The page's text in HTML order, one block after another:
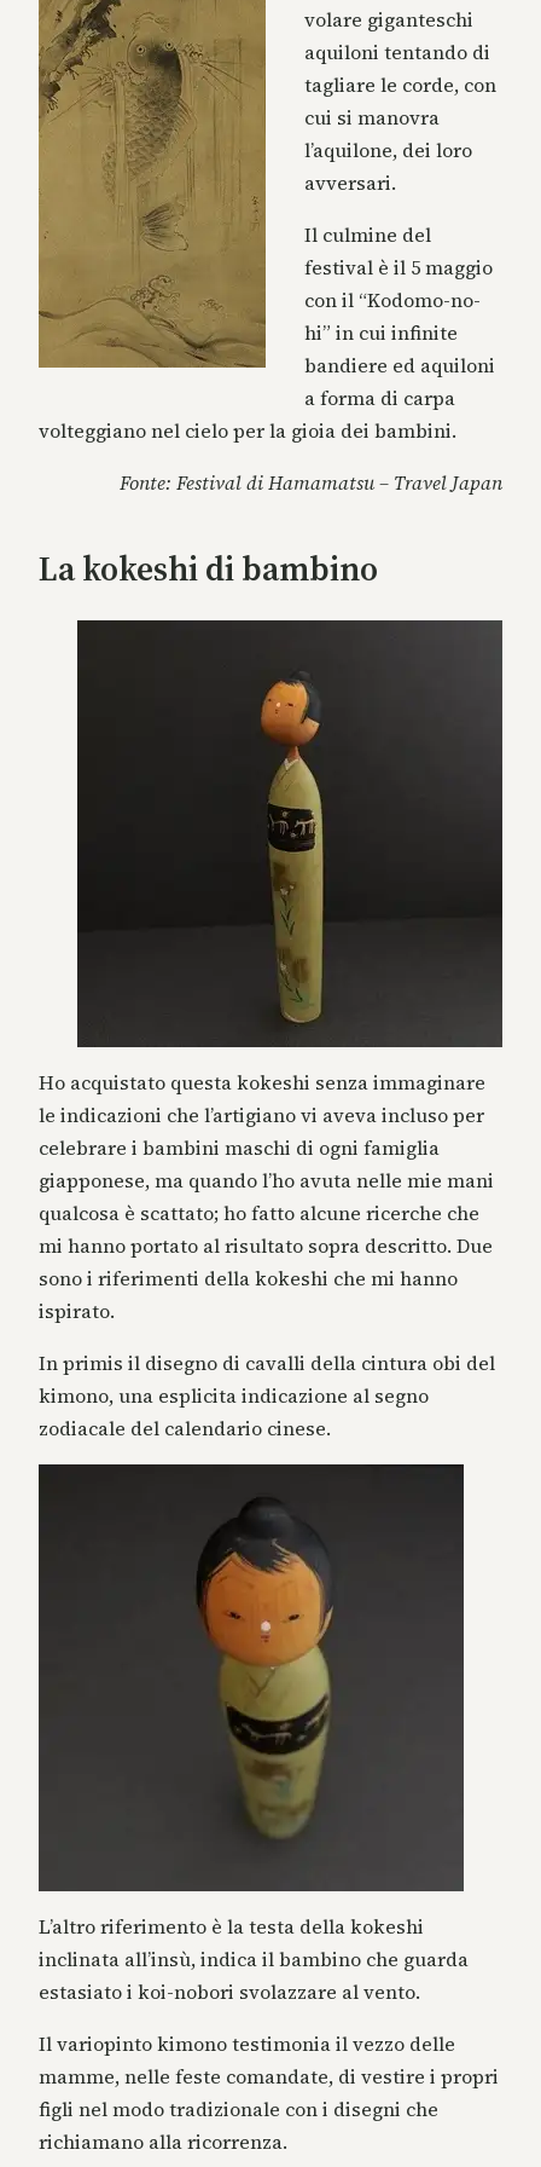
volare giganteschi
aquiloni tentando di
tagliare le corde, con
cui si manovra
l’aquilone, dei loro
avversari.
Il culmine del
festival è il 5 maggio
con il “Kodomo-no-
hi” in cui infinite
bandiere ed aquiloni
a forma di carpa
volteggiano nel cielo per la gioia dei bambini.
Fonte: Festival di Hamamatsu – Travel Japan
La kokeshi di bambino
Ho acquistato questa kokeshi senza immaginare
le indicazioni che l’artigiano vi aveva incluso per
celebrare i bambini maschi di ogni famiglia
giapponese, ma quando l’ho avuta nelle mie mani
qualcosa è scattato; ho fatto alcune ricerche che
mi hanno portato al risultato sopra descritto. Due
sono i riferimenti della kokeshi che mi hanno
ispirato.
In primis il disegno di cavalli della cintura obi del
kimono, una esplicita indicazione al segno
zodiacale del calendario cinese.
L’altro riferimento è la testa della kokeshi
inclinata all’insù, indica il bambino che guarda
estasiato i koi-nobori svolazzare al vento.
Il variopinto kimono testimonia il vezzo delle
mamme, nelle feste comandate, di vestire i propri
figli nel modo tradizionale con i disegni che
richiamano alla ricorrenza.